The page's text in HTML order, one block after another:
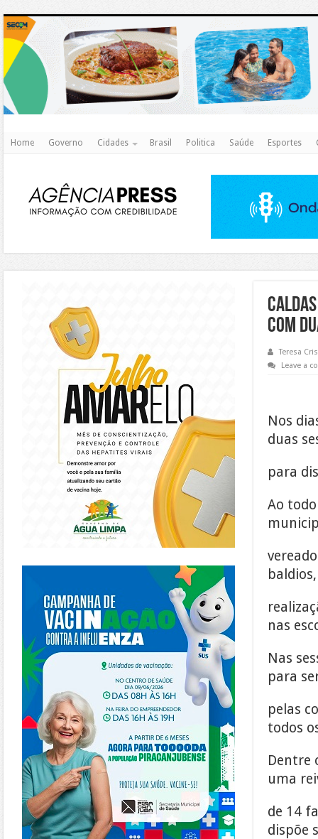
Home Governo Cidades Brasil Politica Saúde Esportes
com
Teresa
Leave a
Nos
duas
para
Ao
nas
Nas
para
pelas
todos
Dentre
uma
de 14
dispõe
https://piracanjuba.go.gov.br/